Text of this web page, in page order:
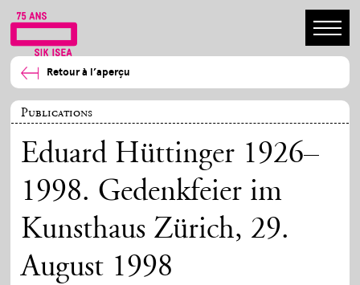
Retour à l’aperçu
Publications
Eduard Hüttinger 1926–
1998. Gedenkfeier im
Kunsthaus Zürich, 29.
August 1998